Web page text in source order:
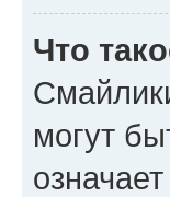
Что
могут